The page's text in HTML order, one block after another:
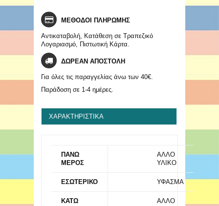
ΜΕΘΟΔΟΙ ΠΛΗΡΩΜΗΣ
Αντικαταβολή, Κατάθεση σε Τραπεζικό
Λογαριασμό, Πιστωτική Κάρτα.
ΔΩΡΕΑΝ ΑΠΟΣΤΟΛΗ
Για όλες τις παραγγελίας άνω των 40€.
Παράδοση σε 1-4 ημέρες.
ΧΑΡΑΚΤΗΡΙΣΤΙΚΆ
ΠΑΝΩ
ΜΕΡΟΣ
ΑΛΛΟ
ΥΛΙΚΟ
ΕΣΩΤΕΡΙΚΟ ΥΦΑΣΜΑ
ΚΑΤΩ
ΑΛΛΟ